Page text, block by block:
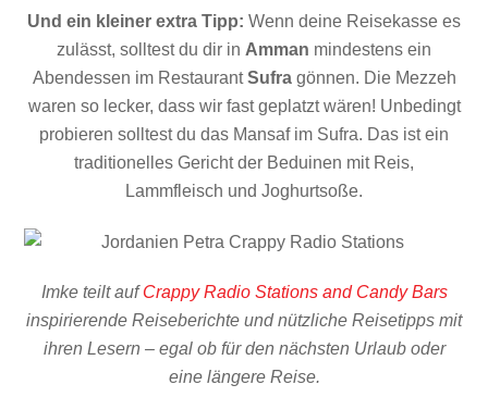
Und ein kleiner extra Tipp: Wenn deine Reisekasse es
zulässt, solltest du dir in Amman mindestens ein
Abendessen im RestaurantSufra gönnen. Die Mezzeh
waren so lecker, dass wir fast geplatzt wären! Unbedingt
probieren solltest du das Mansaf im Sufra. Das ist ein
traditionelles Gericht der Beduinen mit Reis,
Lammfleisch und Joghurtsoße.
Imke teilt aufCrappy Radio Stations and Candy Bars
inspirierende Reiseberichte und nützliche Reisetipps mit
ihren Lesern – egal ob für den nächsten Urlaub oder
eine längere Reise.